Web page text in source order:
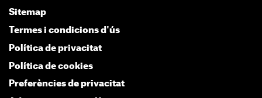
Sitemap
Termes i condicions d'ús
Política de privacitat
Política de cookies
Preferències de privacitat